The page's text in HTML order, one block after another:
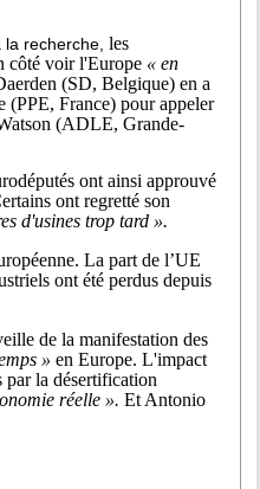
recherche, les
côté voir l'Europe « en
(SD, Belgique) en a
(PPE, France) pour appeler
(ADLE, Grande-
ont ainsi approuvé
ont regretté son
d'usines trop tard ».
La part de l’UE
ont été perdus depuis
de la manifestation des
» en Europe. L'impact
par la désertification
réelle ». Et Antonio